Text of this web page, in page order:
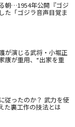
朝…1954年公開『ゴジ
た「ゴジラ音声目覚ま
が演じる武将・小堀正
康が重用、“出家を重
従ったのか？ 武力を使
た裏工作の技法とは